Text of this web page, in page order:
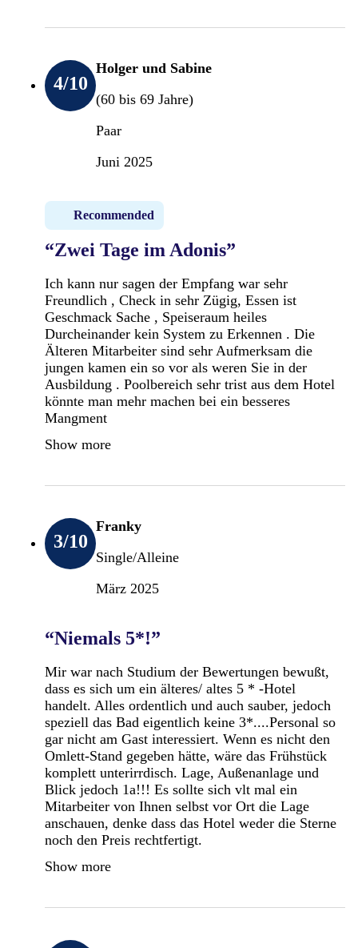
4/10
Holger und Sabine
(60 bis 69 Jahre)
Paar
Juni 2025
Recommended
“Zwei Tage im Adonis”
Ich kann nur sagen der Empfang war sehr
Freundlich , Check in sehr Zügig, Essen ist
Geschmack Sache , Speiseraum heiles
Durcheinander kein System zu Erkennen . Die
Älteren Mitarbeiter sind sehr Aufmerksam die
jungen kamen ein so vor als weren Sie in der
Ausbildung . Poolbereich sehr trist aus dem Hotel
könnte man mehr machen bei ein besseres
Mangment
Show more
3/10
Franky
Single/Alleine
März 2025
“Niemals 5*!”
Mir war nach Studium der Bewertungen bewußt,
dass es sich um ein älteres/ altes 5 * -Hotel
handelt. Alles ordentlich und auch sauber, jedoch
speziell das Bad eigentlich keine 3*....Personal so
gar nicht am Gast interessiert. Wenn es nicht den
Omlett-Stand gegeben hätte, wäre das Frühstück
komplett unterirrdisch. Lage, Außenanlage und
Blick jedoch 1a!!! Es sollte sich vlt mal ein
Mitarbeiter von Ihnen selbst vor Ort die Lage
anschauen, denke dass das Hotel weder die Sterne
noch den Preis rechtfertigt.
Show more